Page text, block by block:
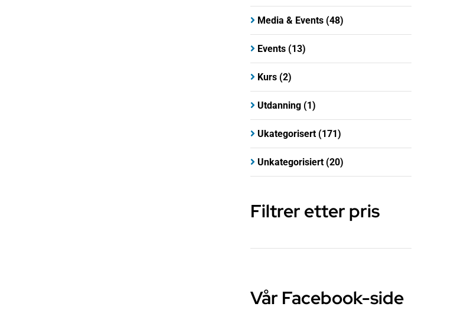
Media & Events (48)
Events (13)
Kurs (2)
Utdanning (1)
Ukategorisert (171)
Unkategorisiert (20)
Filtrer etter pris
Vår Facebook-side